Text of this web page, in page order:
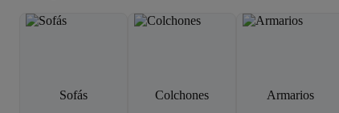
Sofás Colchones Armarios